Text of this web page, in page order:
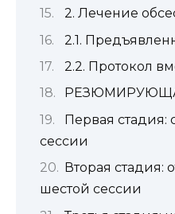
2. Лечение
2.1.
2.2. Протокол
Первая стадия:
сессии
Вторая стадия:
шестой сессии